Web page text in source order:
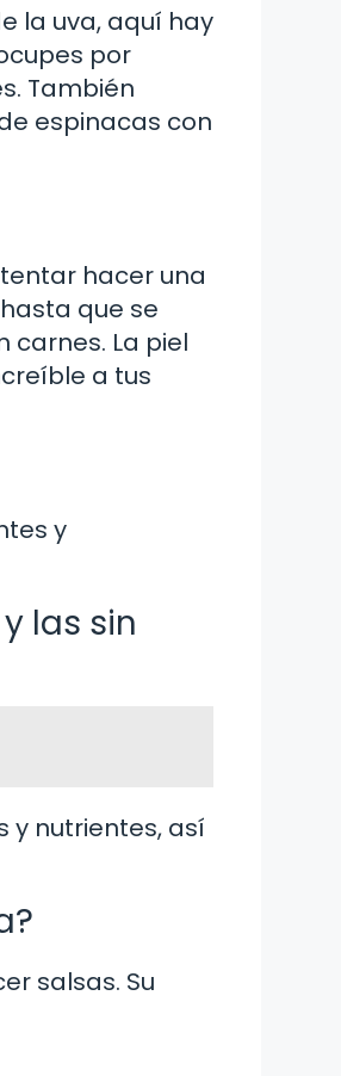
la uva, aquí hay
por
También
espinacas con
hacer una
que se
carnes. La piel
a tus
y
las sin
y nutrientes, así
salsas. Su